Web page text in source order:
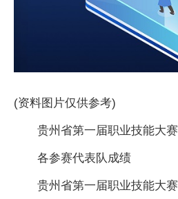
(资料图片仅供参考)
贵州省第一届职业技能大赛
各参赛代表队成绩
贵州省第一届职业技能大赛